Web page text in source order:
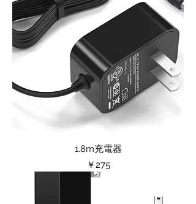
1.8m充電器
価格
￥275